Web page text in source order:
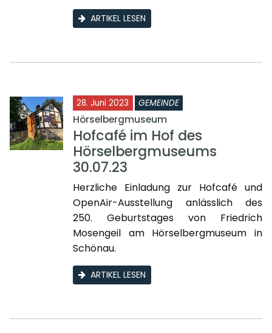
ARTIKEL LESEN
28. Juni 2023 GEMEINDE
Hörselbergmuseum
Hofcafé im Hof des
Hörselbergmuseums
30.07.23
Herzliche Einladung zur Hofcafé und
OpenAir-Ausstellung anlässlich des
250. Geburtstages von Friedrich
Mosengeil am Hörselbergmuseum in
Schönau.
ARTIKEL LESEN